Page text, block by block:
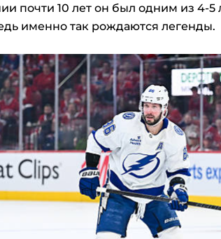
почти 10 лет он был одним из 4-5
именно так рождаются легенды.